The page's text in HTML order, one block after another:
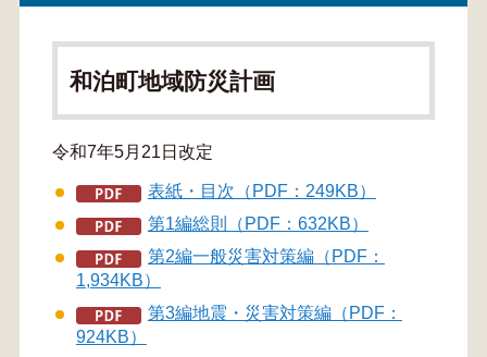
和泊町地域防災計画
令和7年5月21日改定
表紙・目次（PDF：249KB）
第1編総則（PDF：632KB）
第2編一般災害対策編（PDF：
1,934KB）
第3編地震・災害対策編（PDF：
924KB）